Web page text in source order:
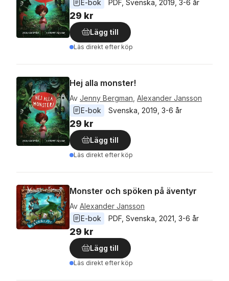
E-bok
PDF Svenska 2019 3-6 år
29 kr
Lägg till
Läs direkt efter köp
Hej alla monster!
Av Jenny Bergman Alexander Jansson
E-bok
Svenska 2019 3-6 år
29 kr
Lägg till
Läs direkt efter köp
Monster och spöken på äventyr
Av Alexander Jansson
E-bok
PDF Svenska 2021 3-6 år
29 kr
Lägg till
Läs direkt efter köp